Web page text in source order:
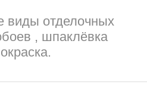
отделочных
, шпаклёвка